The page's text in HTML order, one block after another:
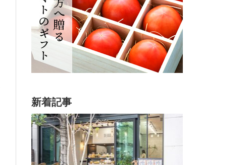
新着記事